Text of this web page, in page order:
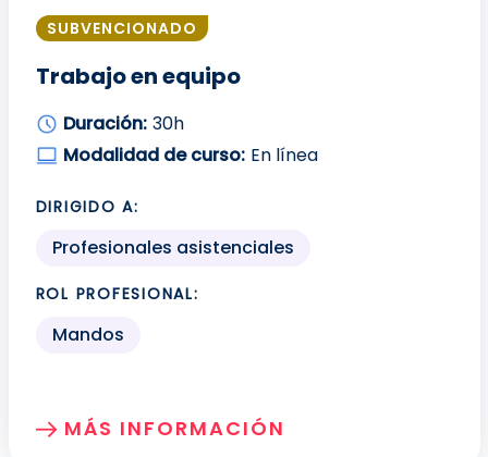
SUBVENCIONADO
Trabajo en equipo
Duración: 30h
Modalidad de curso: En línea
DIRIGIDO A:
Profesionales asistenciales
ROL PROFESIONAL:
Mandos
MÁS INFORMACIÓN
SOBRE: TRABAJO EN EQUIPO